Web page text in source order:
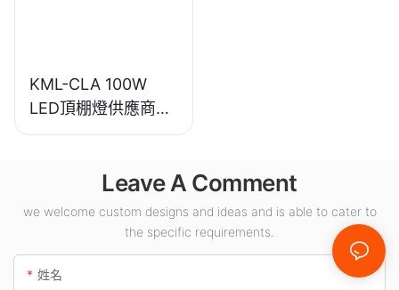
KML-CLA 100W
LED頂棚燈供應商，
適用於加油站、地下
Leave A Comment
we welcome custom designs and ideas and is able to cater to
the specific requirements.
姓名